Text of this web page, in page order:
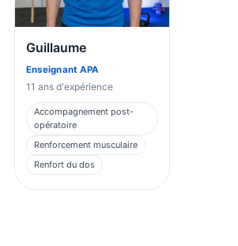
Guillaume
Enseignant APA
11 ans d'expérience
Accompagnement post-
opératoire
Renforcement musculaire
Renfort du dos